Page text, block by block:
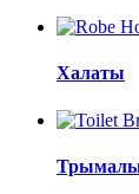
Халаты